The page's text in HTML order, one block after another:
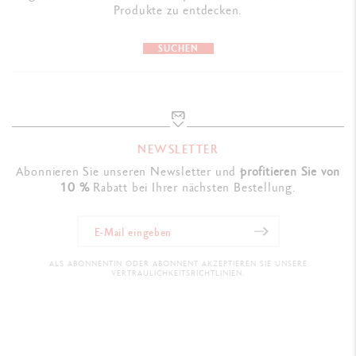
Produkte zu entdecken.
SUCHEN
NEWSLETTER
Abonnieren Sie unseren Newsletter undprofitieren Sie von
10 %Rabatt bei Ihrer nächsten Bestellung.
ALS ABONNENTIN ODER ABONNENT AKZEPTIEREN SIE UNSERE
VERTRAULICHKEITSRICHTLINIEN.